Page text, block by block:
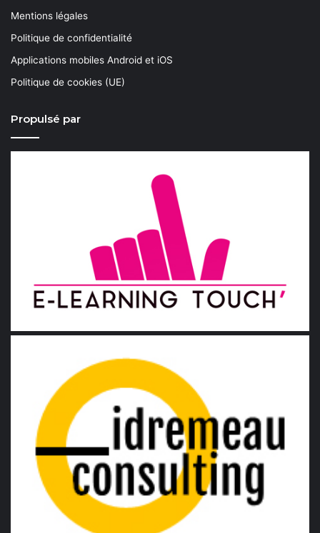
Mentions légales
Politique de confidentialité
Applications mobiles Android et iOS
Politique de cookies (UE)
Propulsé par